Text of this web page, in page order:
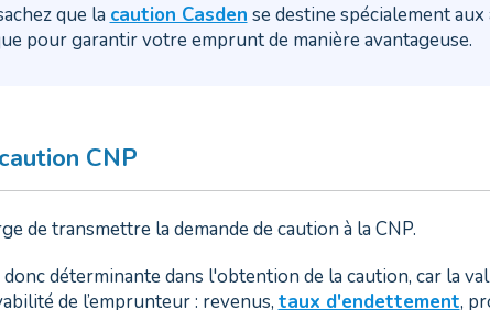
que la caution Casden se destine spécialement aux
pour garantir votre emprunt de manière avantageuse.
CNP
de transmettre la demande de caution à la CNP.
déterminante dans l'obtention de la caution, car la
de l’emprunteur : revenus, taux d'endettement,